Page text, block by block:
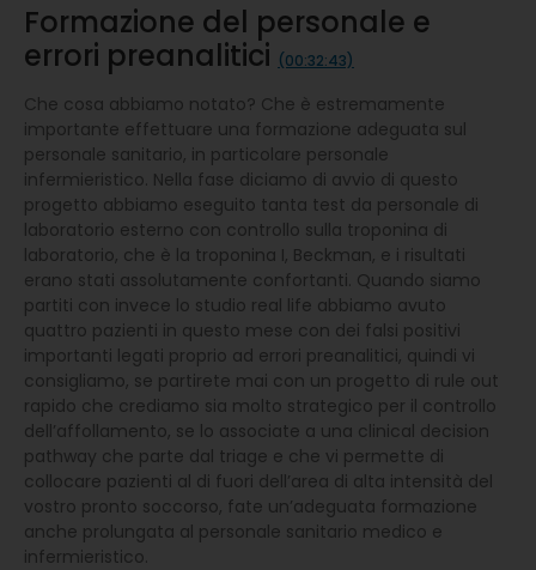
Formazione del personale e
errori preanalitici (00:32:43)
Che cosa abbiamo notato? Che è estremamente
importante effettuare una formazione adeguata sul
personale sanitario, in particolare personale
infermieristico. Nella fase diciamo di avvio di questo
progetto abbiamo eseguito tanta test da personale di
laboratorio esterno con controllo sulla troponina di
laboratorio, che è la troponina I, Beckman, e i risultati
erano stati assolutamente confortanti. Quando siamo
partiti con invece lo studio real life abbiamo avuto
quattro pazienti in questo mese con dei falsi positivi
importanti legati proprio ad errori preanalitici, quindi vi
consigliamo, se partirete mai con un progetto di rule out
rapido che crediamo sia molto strategico per il controllo
dell’affollamento, se lo associate a una clinical decision
pathway che parte dal triage e che vi permette di
collocare pazienti al di fuori dell’area di alta intensità del
vostro pronto soccorso, fate un’adeguata formazione
anche prolungata al personale sanitario medico e
infermieristico.